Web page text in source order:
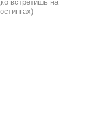
встретишь на